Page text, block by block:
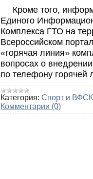
Кроме того,
Единого
Комплекса ГТО на
Всероссийском
«горячая линия»
вопросах о
по телефону
Категория: Спорт и
Комментарии (0)